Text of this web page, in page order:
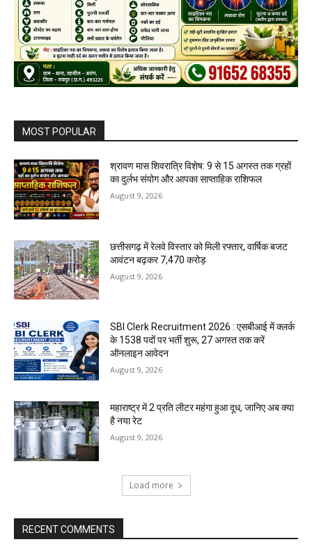
MOST POPULAR
श्रावण मास शिवरात्रि विशेष: 9 से 15 अगस्त तक ग्रहों
का दुर्लभ संयोग और आपका साप्ताहिक राशिफल
August 9, 2026
छत्तीसगढ़ में रेलवे विस्तार को मिली रफ्तार, वार्षिक बजट
आवंटन बढ़कर ₹7,470 करोड़
August 9, 2026
SBI Clerk Recruitment 2026 : एसबीआई में क्लर्क
के 1538 पदों पर भर्ती शुरू, 27 अगस्त तक करें
ऑनलाइन आवेदन
August 9, 2026
महाराष्ट्र में ₹2 प्रति लीटर महंगा हुआ दूध, जानिए अब क्या
है नया रेट
August 9, 2026
Load more
RECENT COMMENTS